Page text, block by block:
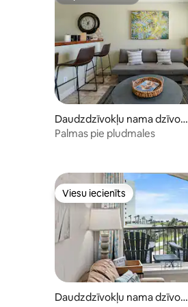
Daudzdzīvokļu nama dzīvokli
s – Galveston
Palmas pie pludmales
Viesu iecienīts
Viesu iecienīts
Daudzdzīvokļu nama dzīvokl